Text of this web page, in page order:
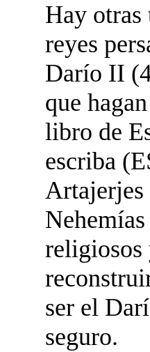
Hay otras
reyes
Darío II
que
libro de
escriba
Artajerjes
religiosos
ser el
seguro.